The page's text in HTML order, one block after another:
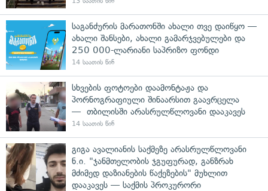
საგანძურის მარათონში ახალი თვე დაიწყო —
ახალი შანსები, ახალი გამარჯვებულები და
250 000-ლარიანი საპრიზო ფონდი
14 საათის წინ
სხვების ფოტოები დაამონტაჟა და
პორნოგრაფიული შინაარსით გაავრცელა
— თბილისში არასრულწლოვანი დააკავეს
14 საათის წინ
გიგა ავალიანის საქმეზე არასრულწლოვანი
ნ.ი. "ჯანმთელობის ჯგუფურად, განზრახ
მძიმედ დაზიანების წაქეზების" მუხლით
დააკავეს — საქმის პროკურორი